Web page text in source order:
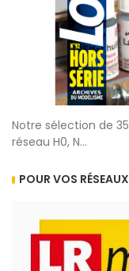
Notre sélection de
réseau H0, N...
POUR VOS